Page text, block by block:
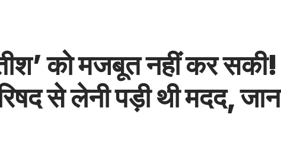
को मजबूत नहीं कर सकी!
से लेनी पड़ी थी मदद, जान